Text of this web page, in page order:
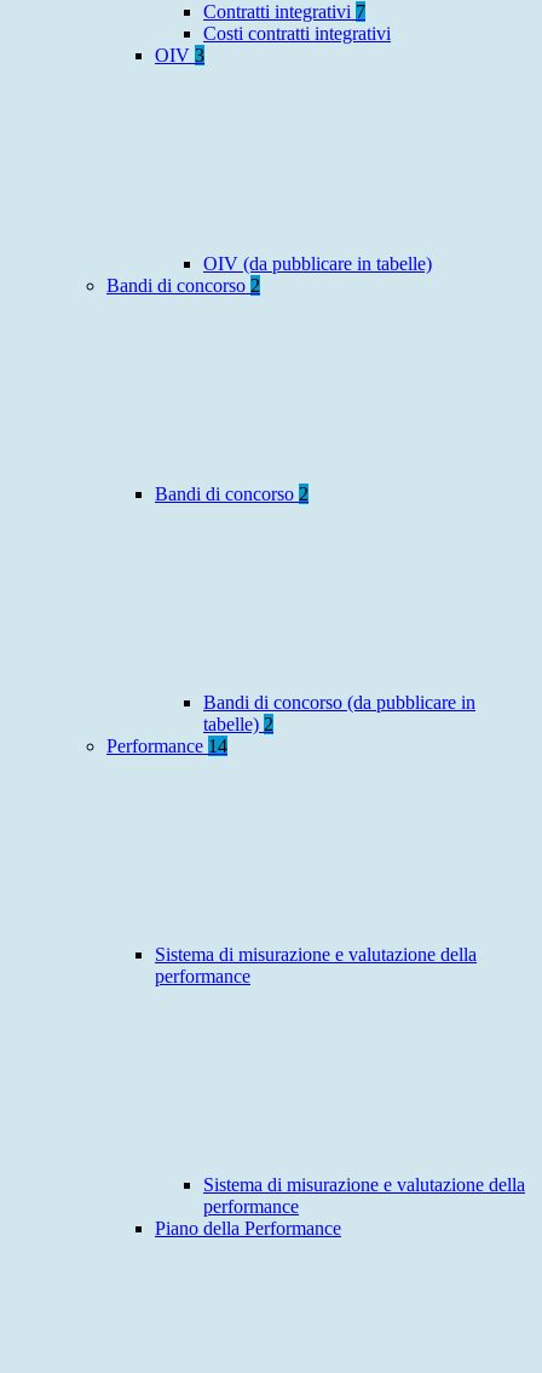
Contratti integrativi 7
Costi contratti integrativi
OIV 3
OIV (da pubblicare in tabelle)
Bandi di concorso 2
Bandi di concorso 2
Bandi di concorso (da pubblicare in
tabelle) 2
Performance 14
Sistema di misurazione e valutazione della
performance
Sistema di misurazione e valutazione della
performance
Piano della Performance